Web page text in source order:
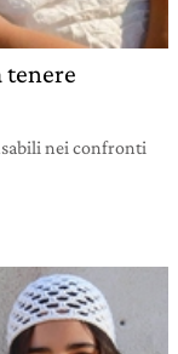
tenere
nei confronti